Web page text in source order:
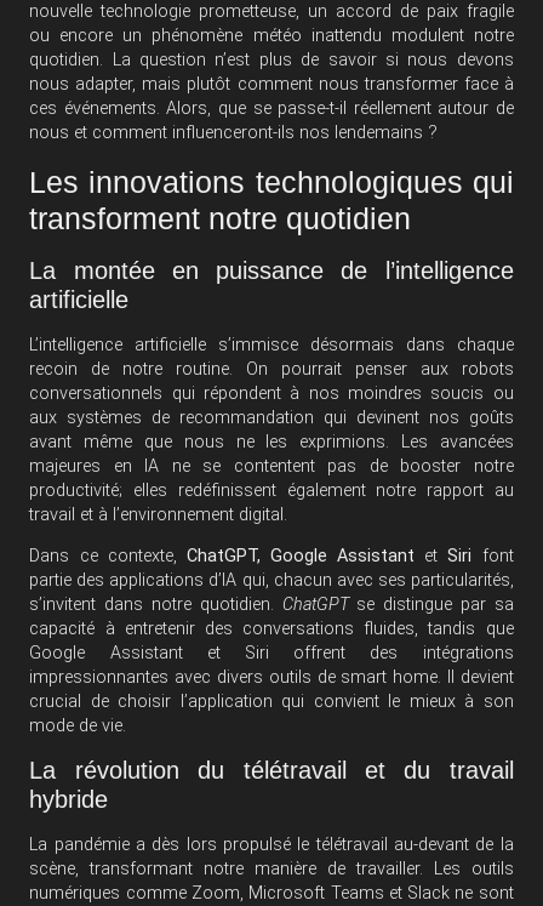
nouvelle technologie prometteuse, un accord de paix fragile
ou encore un phénomène météo inattendu modulent notre
quotidien. La question n’est plus de savoir si nous devons
nous adapter, mais plutôt comment nous transformer face à
ces événements. Alors, que se passe-t-il réellement autour de
nous et comment influenceront-ils nos lendemains ?
Les innovations technologiques qui
transforment notre quotidien
La montée en puissance de l’intelligence
artificielle
L’intelligence artificielle s’immisce désormais dans chaque
recoin de notre routine. On pourrait penser aux robots
conversationnels qui répondent à nos moindres soucis ou
aux systèmes de recommandation qui devinent nos goûts
avant même que nous ne les exprimions. Les avancées
majeures en IA ne se contentent pas de booster notre
productivité; elles redéfinissent également notre rapport au
travail et à l’environnement digital.
Dans ce contexte, ChatGPT, Google Assistant etSiri font
partie des applications d’IA qui, chacun avec ses particularités,
s’invitent dans notre quotidien. ChatGPTse distingue par sa
capacité à entretenir des conversations fluides, tandis que
Google Assistant et Siri offrent des intégrations
impressionnantes avec divers outils de smart home. Il devient
crucial de choisir l’application qui convient le mieux à son
mode de vie.
La révolution du télétravail et du travail
hybride
La pandémie a dès lors propulsé le télétravail au-devant de la
scène, transformant notre manière de travailler. Les outils
numériques comme Zoom, Microsoft Teams et Slack ne sont